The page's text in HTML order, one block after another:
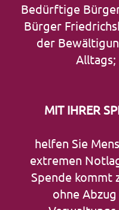
Bedürftige
Bürger
der
Alltags;
MIT IHRER
helfen Sie
extremen
Spende kommt
ohne